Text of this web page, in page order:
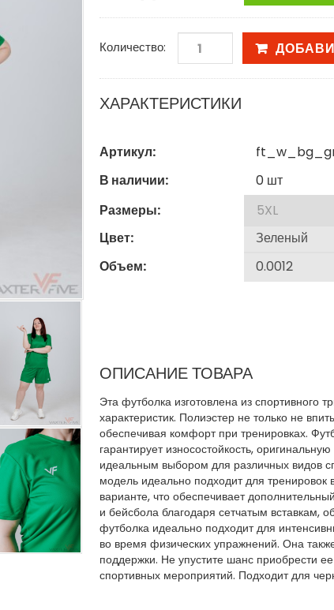
Количество:
ХАРАКТЕРИСТИКИ
Артикул:
В наличии:
0шт
Размеры:
Цвет:
Объем:
ОПИСАНИЕ ТОВАРА
Эта футболка изготовлена из спортивного
характеристик. Полиэстер не только не
обеспечивая комфорт при тренировках.
гарантирует износостойкость,
идеальным выбором для различных видов
модель идеально подходит для
варианте, что обеспечивает
и бейсбола благодаря сетчатым
футболка идеально подходит для
во время физических упражнений. Она
поддержки. Не упустите шанс приобрести
спортивных мероприятий. Подходит для